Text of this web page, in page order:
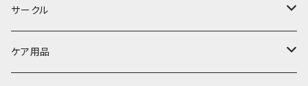
季節限定 お正月
季節限定 バレンタイン&ホワイトデー
食器台
トイレ
サークル
サークル
ケア用品